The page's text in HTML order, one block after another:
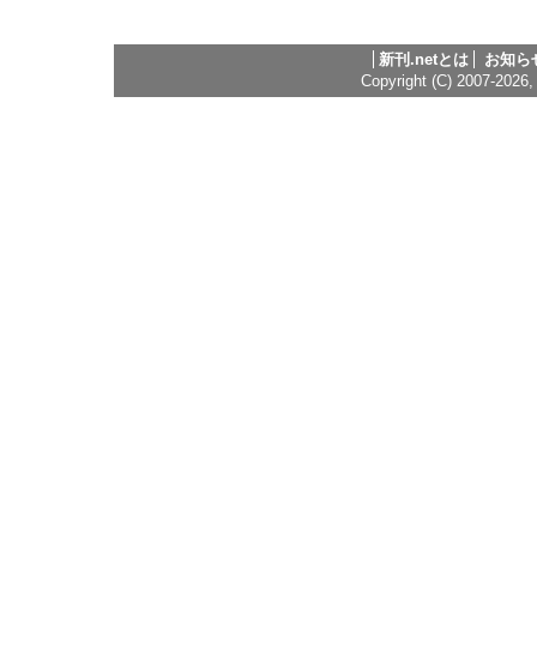
新刊.netとは
お知ら
Copyright (C) 2007-2026,